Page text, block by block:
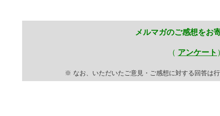
メルマガのご感想をお
（ アンケート
※ なお、いただいたご意見・ご感想に対する回答は